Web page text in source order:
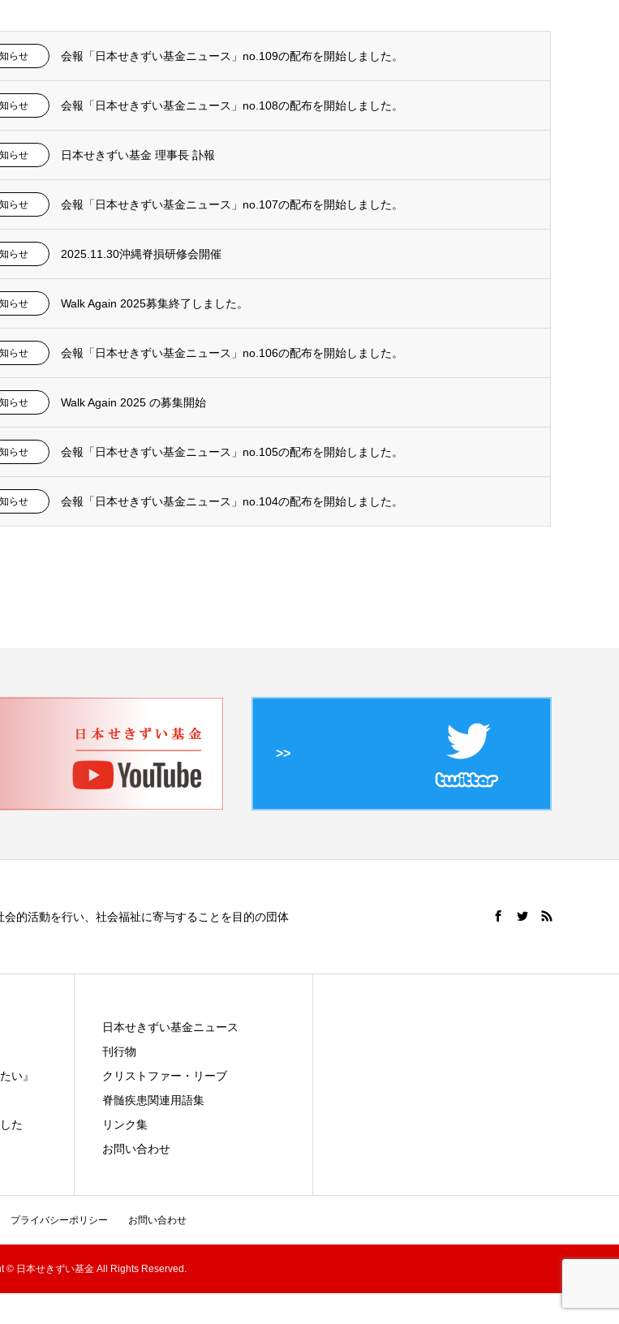
らせ 会報「日本せきずい基金ニュース」no.109の配布を開始しました。
らせ 会報「日本せきずい基金ニュース」no.108の配布を開始しました。
らせ 日本せきずい基金 理事長 訃報
らせ 会報「日本せきずい基金ニュース」no.107の配布を開始しました。
らせ 2025.11.30沖縄脊損研修会開催
らせ Walk Again 2025募集終了しました。
らせ 会報「日本せきずい基金ニュース」no.106の配布を開始しました。
らせ Walk Again 2025 の募集開始
らせ 会報「日本せきずい基金ニュース」no.105の配布を開始しました。
らせ 会報「日本せきずい基金ニュース」no.104の配布を開始しました。
>>
的活動を行い、社会福祉に寄与することを目的の団体
い』
た
日本せきずい基金ニュース
刊行物
クリストファー・リーブ
脊髄疾患関連用語集
リンク集
お問い合わせ
プライバシーポリシー お問い合わせ
© 日本せきずい基金 All Rights Reserved.